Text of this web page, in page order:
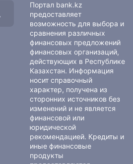
Портал bank.kz
предоставляет
возможность для выбора и
сравнения различных
финансовых предложений
финансовых организаций,
действующих в Республике
Казахстан. Информация
носит справочный
характер, получена из
сторонних источников без
изменений и не является
финансовой или
юридической
рекомендацией. Кредиты и
иные финансовые
продукты